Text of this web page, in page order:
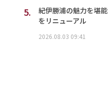
5.
紀伊勝浦の魅力を堪
をリニューアル
2026.08.03 09:41